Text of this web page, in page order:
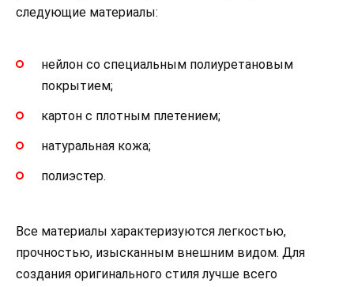
следующие материалы:
нейлон со специальным полиуретановым
покрытием;
картон с плотным плетением;
натуральная кожа;
полиэстер.
Все материалы характеризуются легкостью,
прочностью, изысканным внешним видом. Для
создания оригинального стиля лучше всего